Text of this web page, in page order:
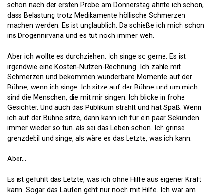
schon nach der ersten Probe am Donnerstag ahnte ich schon,
dass Belastung trotz Medikamente höllische Schmerzen
machen werden. Es ist unglaublich. Da schieße ich mich schon
ins Drogennirvana und es tut noch immer weh.
Aber ich wollte es durchziehen. Ich singe so gerne. Es ist
irgendwie eine Kosten-Nutzen-Rechnung. Ich zahle mit
Schmerzen und bekommen wunderbare Momente auf der
Bühne, wenn ich singe. Ich sitze auf der Bühne und um mich
sind die Menschen, die mit mir singen. Ich blicke in frohe
Gesichter. Und auch das Publikum strahlt und hat Spaß. Wenn
ich auf der Bühne sitze, dann kann ich für ein paar Sekunden
immer wieder so tun, als sei das Leben schön. Ich grinse
grenzdebil und singe, als wäre es das Letzte, was ich kann.
Aber…
Es ist gefühlt das Letzte, was ich ohne Hilfe aus eigener Kraft
kann. Sogar das Laufen geht nur noch mit Hilfe. Ich war am